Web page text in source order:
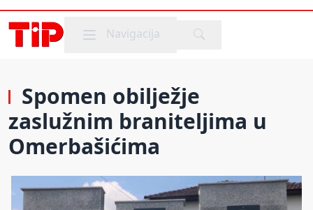
Mobile menu
Navigacija
Spomen obilježje
zaslužnim braniteljima u
Omerbašićima